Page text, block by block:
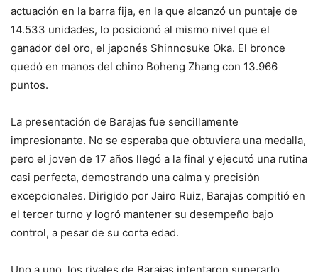
actuación en la barra fija, en la que alcanzó un puntaje de
14.533 unidades, lo posicionó al mismo nivel que el
ganador del oro, el japonés Shinnosuke Oka. El bronce
quedó en manos del chino Boheng Zhang con 13.966
puntos.
La presentación de Barajas fue sencillamente
impresionante. No se esperaba que obtuviera una medalla,
pero el joven de 17 años llegó a la final y ejecutó una rutina
casi perfecta, demostrando una calma y precisión
excepcionales. Dirigido por Jairo Ruiz, Barajas compitió en
el tercer turno y logró mantener su desempeño bajo
control, a pesar de su corta edad.
Uno a uno, los rivales de Barajas intentaron superarlo,